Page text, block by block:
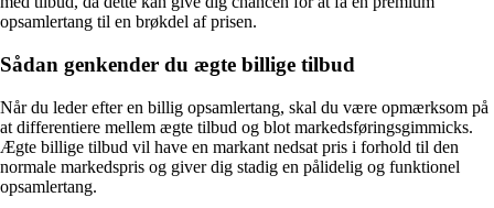
opsamlertang til en brøkdel af prisen.
Sådan genkender du ægte billige tilbud
Når du leder efter en billig opsamlertang, skal du være opmærksom på
at differentiere mellem ægte tilbud og blot markedsføringsgimmicks.
Ægte billige tilbud vil have en markant nedsat pris i forhold til den
normale markedspris og giver dig stadig en pålidelig og funktionel
opsamlertang.